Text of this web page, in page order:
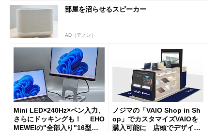
部屋を沼らせるスピーカー
AD（デノン）
Mini LED×240Hz×ペン入力、
さらにドッキングも！ EHO
MEWEIの"全部入り"16型モ
ノジマの「VAIO Shop in Sh
op」でカスタマイズVAIOを
購入可能に 店頭でデザイン